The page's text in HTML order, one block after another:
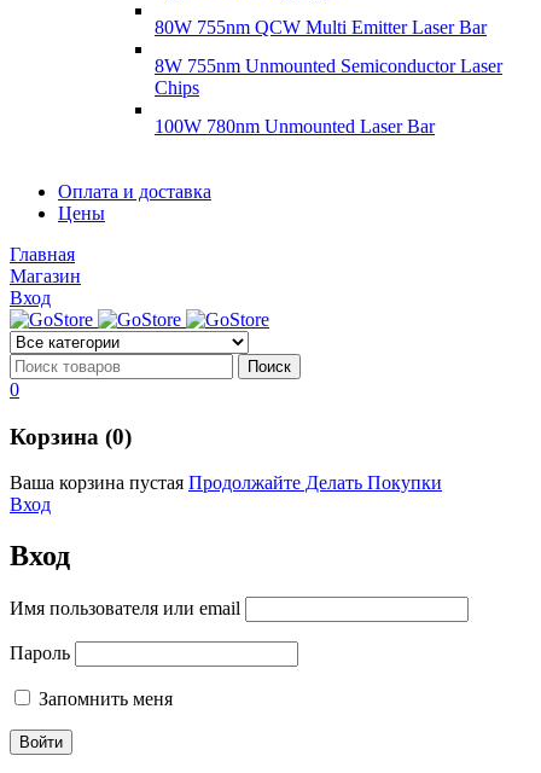
80W 755nm QCW Multi Emitter Laser Bar
8W 755nm Unmounted Semiconductor Laser
Chips
100W 780nm Unmounted Laser Bar
Диоды
Оплата и доставка
Цены
Главная
Магазин
Вход
0
Корзина (0)
Ваша корзина пустая Продолжайте Делать Покупки
Вход
Вход
Имя пользователя или email
Пароль
Запомнить меня